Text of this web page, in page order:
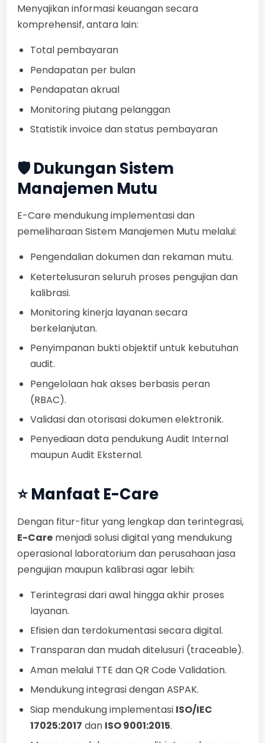
Menyajikan informasi keuangan secara
komprehensif, antara lain:
Total pembayaran
Pendapatan per bulan
Pendapatan akrual
Monitoring piutang pelanggan
Statistik invoice dan status pembayaran
🛡️ Dukungan Sistem
Manajemen Mutu
E-Care mendukung implementasi dan
pemeliharaan Sistem Manajemen Mutu melalui:
Pengendalian dokumen dan rekaman mutu.
Ketertelusuran seluruh proses pengujian dan
kalibrasi.
Monitoring kinerja layanan secara
berkelanjutan.
Penyimpanan bukti objektif untuk kebutuhan
audit.
Pengelolaan hak akses berbasis peran
(RBAC).
Validasi dan otorisasi dokumen elektronik.
Penyediaan data pendukung Audit Internal
maupun Audit Eksternal.
⭐ Manfaat E-Care
Dengan fitur-fitur yang lengkap dan terintegrasi,
E-Care menjadi solusi digital yang mendukung
operasional laboratorium dan perusahaan jasa
pengujian maupun kalibrasi agar lebih:
Terintegrasi dari awal hingga akhir proses
layanan.
Efisien dan terdokumentasi secara digital.
Transparan dan mudah ditelusuri (traceable).
Aman melalui TTE dan QR Code Validation.
Mendukung integrasi dengan ASPAK.
Siap mendukung implementasi ISO/IEC
17025:2017 dan ISO 9001:2015.